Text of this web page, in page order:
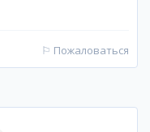
⚐ Пожаловаться